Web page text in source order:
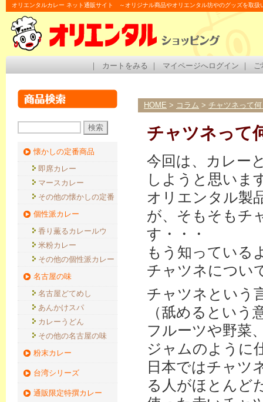
オリエンタルカレー ネット通販サイト ～オリジナル商品やオリエンタル坊やのグッズを取扱
｜ カートをみる ｜ マイページへログイン ｜
懐かしの定番商品
即席カレー
マースカレー
その他の懐かしの定番
個性派カレー
香り薫るカレールウ
米粉カレー
その他の個性派カレー
名古屋の味
名古屋どてめし
あんかけスパ
カレーうどん
その他の名古屋の味
粉末カレー
台湾シリーズ
通販限定特撰カレー
HOME > コラム > チャツネって
チャツネって
今回は、カレー
しようと思いま
オリエンタル製
が、そもそもチ
す・・・
もう知っている
チャツネについ
チャツネという
（舐めるという
フルーツや野菜
ジャムのように
日本ではチャツ
る人がほとんど